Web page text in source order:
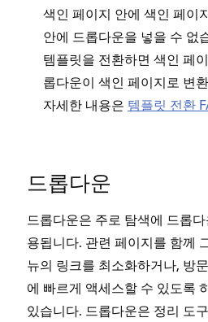
색인 페이지 안에 색인 페이
안에 드롭다운을 넣을 수 없
템플릿을 전환하면 색인 페
롭다운이 색인 페이지로 변
자세한 내용은 템플릿 전환
드롭다운
드롭다운은 주로 탐색에 드롭
용됩니다. 관련 페이지를 함께
뉴의 링크를 최소화하거나, 방
에 빠르게 액세스할 수 있도록
있습니다. 드롭다운은 정리 도